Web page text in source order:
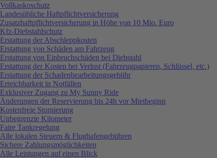
Vollkaskoschutz
Landesübliche Haftpflichtversicherung
Zusatzhaftpflichtversicherung in Höhe von 10 Mio. Euro
Kfz-Diebstahlschutz
Erstattung der Abschleppkosten
Erstattung von Schäden am Fahrzeug
Erstattung von Einbruchschäden bei Diebstahl
Erstattung der Kosten bei Verlust (Fahrzeugpapieren, Schlüssel, etc.)
Erstattung der Schadenbearbeitungsgebühr
Erreichbarkeit in Notfällen
Exklusiver Zugang zu My Sunny Ride
Änderungen der Reservierung bis 24h vor Mietbeginn
Kostenfreie Stornierung
Unbegrenzte Kilometer
Faire Tankregelung
Alle lokalen Steuern & Flughafengebühren
Sichere Zahlungsmöglichkeiten
Alle Leistungen auf einen Blick